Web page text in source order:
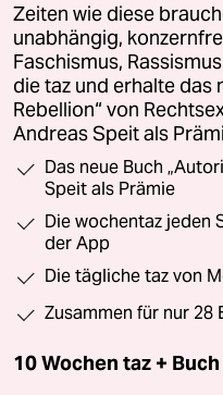
Zeiten wie diese
unabhängig,
Faschismus,
die taz und erhalte das
Rebellion“ von
Andreas Speit als
Das neue Buch
Speit als Prämie
Die wochentaz jeden
der App
Die tägliche taz von
Zusammen für nur 28
10 Wochen taz +